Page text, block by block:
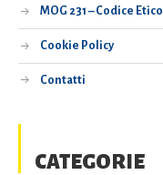
MOG 231 – Codice Etico
Cookie Policy
Contatti
CATEGORIE